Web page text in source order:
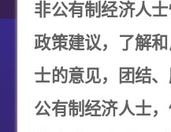
非公有制经济人
政策建议，了解
士的意见，团结
公有制经济人士